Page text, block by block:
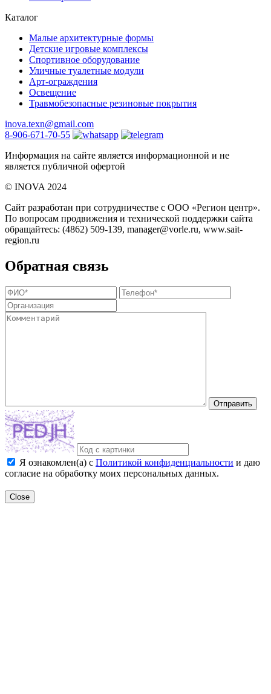
Каталог
Малые архитектурные формы
Детские игровые комплексы
Спортивное оборудование
Уличные туалетные модули
Арт-ограждения
Освещение
Травмобезопасные резиновые покрытия
inova.texn@gmail.com
8-906-671-70-55
Информация на сайте является информационной и не
является публичной офертой
©️ INOVA 2024
Сайт разработан при сотрудничестве с ООО «Регион центр».
По вопросам продвижения и технической поддержки сайта
обращайтесь: (4862) 509-139, manager@vorle.ru, www.sait-
region.ru
Обратная связь
Отправить
Я ознакомлен(а) с Политикой конфиденциальности и даю
согласие на обработку моих персональных данных.
Close